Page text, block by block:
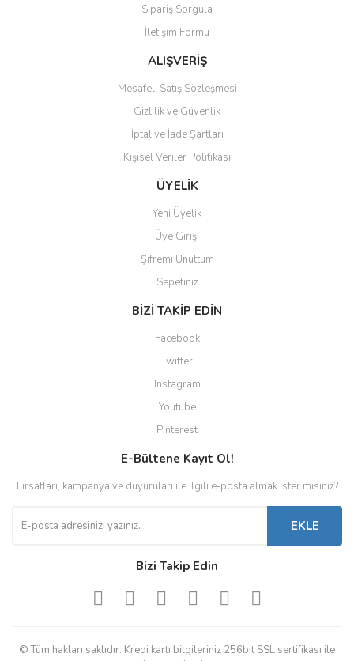
Ürün fiyatı diğer sitelerden daha pahalı.
Bu ürüne benzer farklı alternatifler olmalı.
Gönder
Sipariş Sorgula
İletişim Formu
ALIŞVERİŞ
Mesafeli Satış Sözleşmesi
Gizlilik ve Güvenlik
İptal ve İade Şartları
Kişisel Veriler Politikası
ÜYELİK
Yeni Üyelik
Üye Girişi
Şifremi Unuttum
Sepetiniz
BİZİ TAKİP EDİN
Facebook
Twitter
Instagram
Youtube
Pinterest
E-Bültene Kayıt Ol!
Fırsatları, kampanya ve duyuruları ile ilgili e-posta almak ister misiniz?
EKLE
Bizi Takip Edin
© Tüm hakları saklıdır. Kredi kartı bilgileriniz 256bit SSL sertifikası ile